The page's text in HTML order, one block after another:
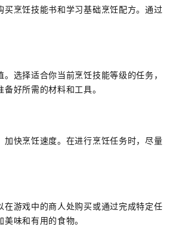
烹饪技能书和学习基础烹饪配方。通过
选择适合你当前烹饪技能等级的任务，
好所需的材料和工具。
快烹饪速度。在进行烹饪任务时，尽量
游戏中的商人处购买或通过完成特定任
味和有用的食物。